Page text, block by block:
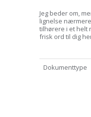
Jeg beder om,
lignelse
tilhørere i et helt
frisk ord til dig
Dokumenttype